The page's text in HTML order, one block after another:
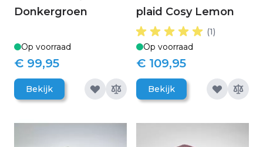
Donkergroen
Op voorraad
€ 99,95
Bekijk
plaid Cosy Lemon
(1)
Op voorraad
€ 109,95
Bekijk